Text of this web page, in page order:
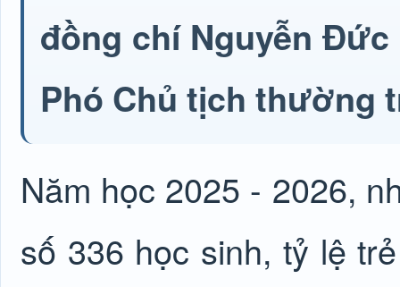
đồng chí Nguyễn Đức
Phó Chủ tịch thường
Năm học 2025 - 2026,
số 336 học sinh, tỷ lệ